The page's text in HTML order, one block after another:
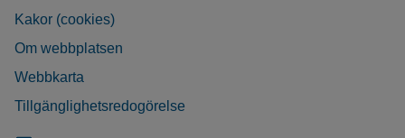
Kakor (cookies)
Om webbplatsen
Webbkarta
Tillgänglighetsredogörelse